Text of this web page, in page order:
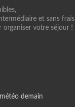
et sans frais
organiser votre séjour !
demain